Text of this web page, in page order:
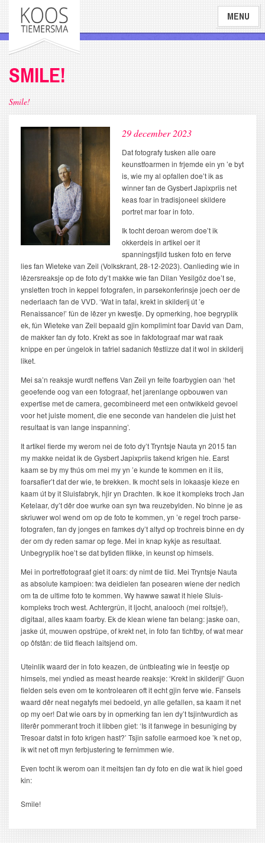
Overslaan
naar
gaan
MENU
SMILE!
Smile!
29 december 2023
Dat fotografy tusken alle oare
keunstfoarmen in frjemde ein yn ’e byt
is, wie my al opfallen doe’t ik as
winner fan de Gysbert Japixpriis net
keas foar in tradisjoneel skildere
portret mar foar in foto.
Ik tocht deroan werom doe’t ik
okkerdeis in artikel oer it
spanningsfjild tusken foto en ferve
lies fan Wieteke van Zeil (Volkskrant, 28-12-2023). Oanlieding wie in
lêzersreaksje op de foto dy’t makke wie fan Dilan Yesilgöz doe’t se,
ynsletten troch in keppel fotografen, in parsekonferinsje joech oer de
nederlaach fan de VVD. ‘Wat in tafal, krekt in skilderij út ’e
Renaissance!’ fûn de lêzer yn kwestje. Dy opmerking, hoe begryplik
ek, fûn Wieteke van Zeil bepaald gjin komplimint foar David van Dam,
de makker fan dy foto. Krekt as soe in fakfotograaf mar wat raak
knippe en per ûngelok in tafriel sadanich fêstlizze dat it wol in skilderij
liket.
Mei sa’n reaksje wurdt neffens Van Zeil yn feite foarbygien oan ‘het
geoefende oog van een fotograaf, het jarenlange opbouwen van
expertise met de camera, gecombineerd met een ontwikkeld gevoel
voor het juiste moment, die ene seconde van handelen die juist het
resultaat is van lange inspanning’.
It artikel fierde my werom nei de foto dy’t Tryntsje Nauta yn 2015 fan
my makke neidat ik de Gysbert Japixpriis takend krigen hie. Earst
kaam se by my thús om mei my yn ’e kunde te kommen en it iis,
foarsafier’t dat der wie, te brekken. Ik mocht sels in lokaasje kieze en
kaam út by it Sluisfabryk, hjir yn Drachten. Ik koe it kompleks troch Jan
Ketelaar, dy’t dêr doe wurke oan syn twa reuzebylden. No binne je as
skriuwer wol wend om op de foto te kommen, yn ’e regel troch parse-
fotografen, fan dy jonges en famkes dy’t altyd op trochreis binne en dy
der om dy reden samar op fege. Mei in knap kykje as resultaat.
Unbegryplik hoe’t se dat bytiden flikke, in keunst op himsels.
Mei in portretfotograaf giet it oars: dy nimt de tiid. Mei Tryntsje Nauta
as absolute kampioen: twa deidielen fan posearen wiene der nedich
om ta de ultime foto te kommen. Wy hawwe sawat it hiele Sluis-
kompleks troch west. Achtergrûn, it ljocht, analooch (mei roltsje!),
digitaal, alles kaam foarby. Ek de klean wiene fan belang: jaske oan,
jaske út, mouwen opstrûpe, of krekt net, in foto fan tichtby, of wat mear
op ôfstân: de tiid fleach laitsjend om.
Uteinlik waard der in foto keazen, de ûntbleating wie in feestje op
himsels, mei yndied as meast hearde reaksje: ‘Krekt in skilderij!’ Guon
fielden sels even om te kontrolearen oft it echt gjin ferve wie. Fansels
waard dêr neat negatyfs mei bedoeld, yn alle gefallen, sa kaam it net
op my oer! Dat wie oars by in opmerking fan ien dy’t tsjintwurdich as
literêr pommerant troch it libben giet: ‘Is it fanwege in besuniging by
Tresoar datst in foto krigen hast?’ Tsjin safolle earmoed koe ’k net op,
ik wit net oft myn ferbjustering te fernimmen wie.
Even tocht ik werom oan it meitsjen fan dy foto en die wat ik hiel goed
kin:
Smile!